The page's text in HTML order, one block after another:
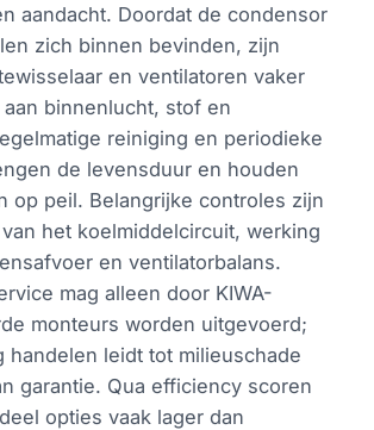
aandacht. Doordat de condensor
zich binnen bevinden, zijn
en ventilatoren vaker
binnenlucht, stof en
reiniging en periodieke
de levensduur en houden
op peil. Belangrijke controles zijn
het koelmiddelcircuit, werking
en ventilatorbalans.
mag alleen door KIWA-
monteurs worden uitgevoerd;
handelen leidt tot milieuschade
garantie. Qua efficiency scoren
opties vaak lager dan